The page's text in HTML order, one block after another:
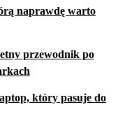
naprawdę warto
przewodnik po
który pasuje do